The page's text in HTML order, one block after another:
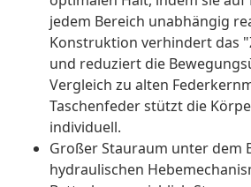
jedem Bereich unabhängig
Konstruktion verhindert das
und reduziert die
Vergleich zu alten
Taschenfeder stützt die
individuell.
Großer Stauraum unter dem
hydraulischen